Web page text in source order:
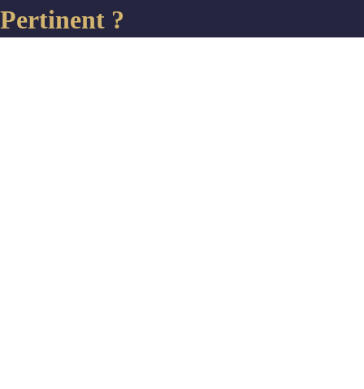
Pertinent ?